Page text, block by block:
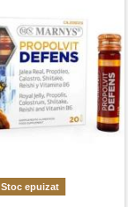
Stoc epuizat